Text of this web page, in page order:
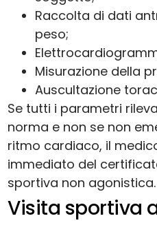
Raccolta di dati
peso;
Misurazione della
Auscultazione
Se tutti i parametri
norma e non se non
ritmo cardiaco, il
immediato del
sportiva non agonistica.
Visita sportiva